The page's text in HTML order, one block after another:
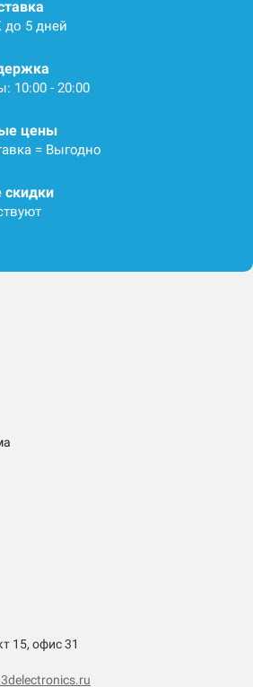
до 5 дней
10:00 - 20:00
цены
= Выгодно
скидки
15, офис 31